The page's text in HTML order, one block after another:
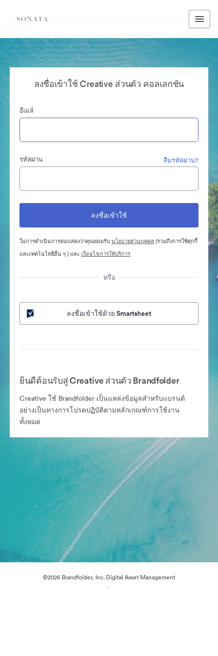
ลงชื่อเข้าใช้ Creative ส่วนตัว คอลเลกชัน
อีเมล์
รหัสผ่าน ลืมรหัสผ่าน?
ในการดำเนินการต่อแสดงว่าคุณยอมรับนโยบายส่วนบุคคล (รวมถึงการใช้คุกกี้
และเทคโนโลยีอื่น ๆ ) และ เงื่อนไขการให้บริการ
หรือ
ลงชื่อเข้าใช้ด้วย Smartsheet
ยินดีต้อนรับสู่ Creative ส่วนตัว Brandfolder
Creative ใช้ Brandfolder เป็นแหล่งข้อมูลสำหรับแบรนด์
อย่างเป็นทางการโปรดปฏิบัติตามหลักเกณฑ์การใช้งาน
ทั้งหมด
©2026 Brandfolder, Inc. Digital Asset Management
·